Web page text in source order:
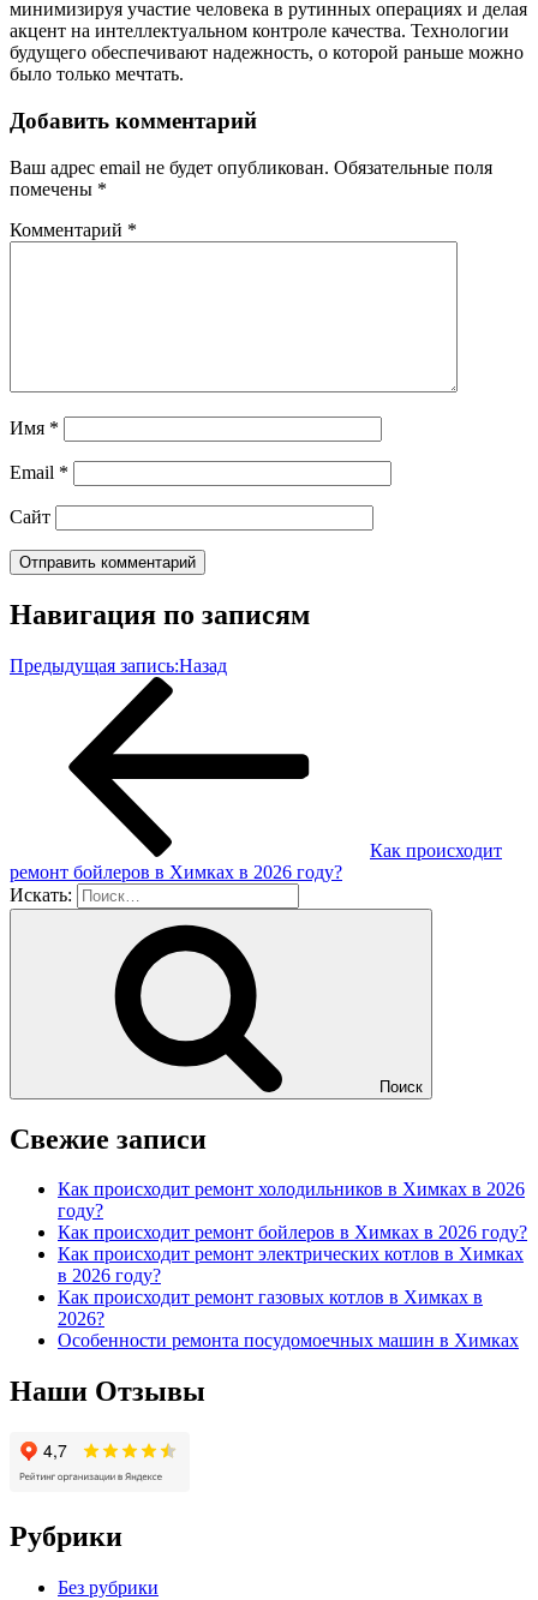
минимизируя участие человека в рутинных операциях и делая
акцент на интеллектуальном контроле качества. Технологии
будущего обеспечивают надежность, о которой раньше можно
было только мечтать.
Добавить комментарий
Ваш адрес email не будет опубликован. Обязательные поля
помечены *
Комментарий *
Имя *
Email *
Сайт
Навигация по записям
Предыдущая запись:Назад
Как происходит
ремонт бойлеров в Химках в 2026 году?
Искать:
Поиск
Свежие записи
Как происходит ремонт холодильников в Химках в 2026
году?
Как происходит ремонт бойлеров в Химках в 2026 году?
Как происходит ремонт электрических котлов в Химках
в 2026 году?
Как происходит ремонт газовых котлов в Химках в
2026?
Особенности ремонта посудомоечных машин в Химках
Наши Отзывы
Рубрики
Без рубрики